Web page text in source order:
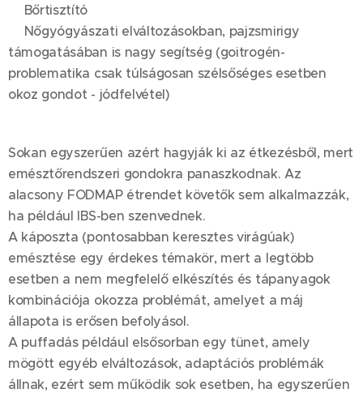
💚Bőrtisztító
💚Nőgyógyászati elváltozásokban, pajzsmirigy
támogatásában is nagy segítség (goitrogén-
problematika csak túlságosan szélsőséges esetben
okoz gondot - jódfelvétel)
Sokan egyszerűen azért hagyják ki az étkezésből, mert
emésztőrendszeri gondokra panaszkodnak. Az
alacsony FODMAP étrendet követők sem alkalmazzák,
ha például IBS-ben szenvednek.
A káposzta (pontosabban keresztes virágúak)
emésztése egy érdekes témakör, mert a legtöbb
esetben a nem megfelelő elkészítés és tápanyagok
kombinációja okozza problémát, amelyet a máj
állapota is erősen befolyásol.
A puffadás például elsősorban egy tünet, amely
mögött egyéb elváltozások, adaptációs problémák
állnak, ezért sem működik sok esetben, ha egyszerűen